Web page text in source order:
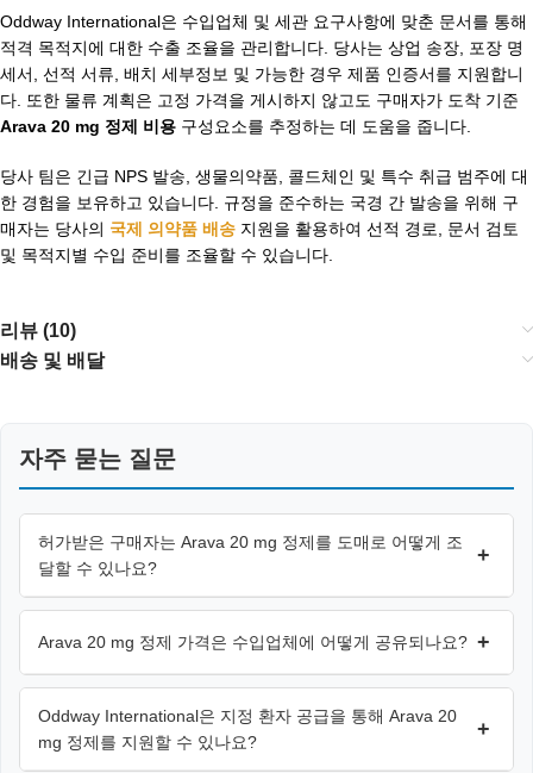
Oddway International은 수입업체 및 세관 요구사항에 맞춘 문서를 통해
적격 목적지에 대한 수출 조율을 관리합니다. 당사는 상업 송장, 포장 명
세서, 선적 서류, 배치 세부정보 및 가능한 경우 제품 인증서를 지원합니
다. 또한 물류 계획은 고정 가격을 게시하지 않고도 구매자가 도착 기준
Arava 20 mg 정제 비용 구성요소를 추정하는 데 도움을 줍니다.
당사 팀은 긴급 NPS 발송, 생물의약품, 콜드체인 및 특수 취급 범주에 대
한 경험을 보유하고 있습니다. 규정을 준수하는 국경 간 발송을 위해 구
매자는 당사의 국제 의약품 배송 지원을 활용하여 선적 경로, 문서 검토
및 목적지별 수입 준비를 조율할 수 있습니다.
리뷰 (10)
배송 및 배달
자주 묻는 질문
허가받은 구매자는 Arava 20 mg 정제를 도매로 어떻게 조
달할 수 있나요?
+
Arava 20 mg 정제 가격은 수입업체에 어떻게 공유되나요? +
Oddway International은 지정 환자 공급을 통해 Arava 20
mg 정제를 지원할 수 있나요?
+